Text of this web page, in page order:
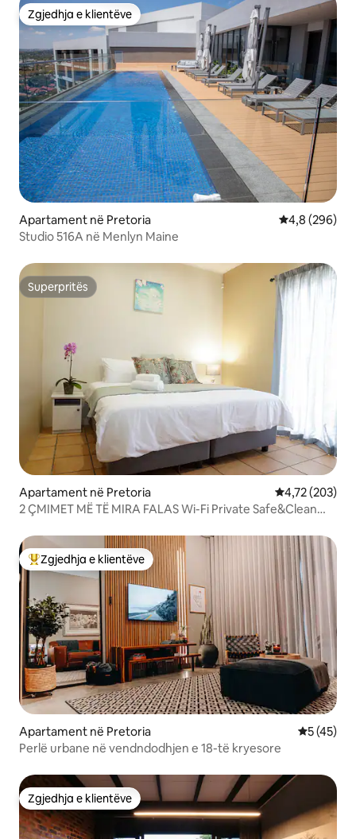
Zgjedhja e klientëve
Zgjedhja e klientëve
Apartament në Pretoria Vlerësimi
4,8 (296)
Studio 516A në Menlyn Maine
Superpritës
Superpritës
Apartament në Pretoria Vlerësimi
4,72 (203)
2 ÇMIMET MË TË MIRA FALAS Wi-Fi Private Safe&Clean
Më të mirat e zgjedhjeve të klientëve
Zgjedhja e klientëve
Apartament në Pretoria Vlerësimi
5 (45)
Perlë urbane në vendndodhjen e 18-të kryesore
Zgjedhja e klientëve
Zgjedhja e klientëve